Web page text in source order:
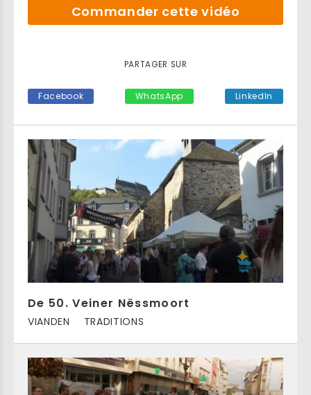
De 50. Veiner Nëssmoort
VIANDEN TRADITIONS
Commander cette vidéo
PARTAGER SUR
Facebook WhatsApp LinkedIn